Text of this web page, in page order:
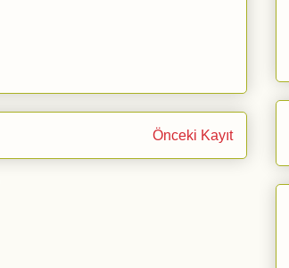
Önceki Kayıt